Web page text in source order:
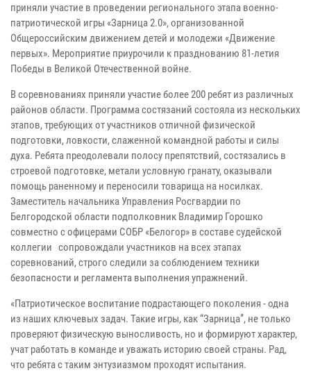
приняли участие в проведении регионального этапа военно-
патриотической игры «Зарница 2.0», организованной
Общероссийским движением детей и молодежи «Движение
первых». Мероприятие приурочили к празднованию 81-летия
Победы в Великой Отечественной войне.
В соревнованиях приняли участие более 200 ребят из различных
районов области. Программа состязаний состояла из нескольких
этапов, требующих от участников отличной физической
подготовки, ловкости, слаженной командной работы и силы
духа. Ребята преодолевали полосу препятствий, состязались в
строевой подготовке, метали условную гранату, оказывали
помощь раненному и переносили товарища на носилках.
Заместитель начальника Управления Росгвардии по
Белгородской области подполковник Владимир Горошко
совместно с офицерами СОБР «Белогор» в составе судейской
коллегии сопровождали участников на всех этапах
соревнований, строго следили за соблюдением техники
безопасности и регламента выполнения упражнений.
«Патриотическое воспитание подрастающего поколения - одна
из наших ключевых задач. Такие игры, как “Зарница”, не только
проверяют физическую выносливость, но и формируют характер,
учат работать в команде и уважать историю своей страны. Рад,
что ребята с таким энтузиазмом проходят испытания.